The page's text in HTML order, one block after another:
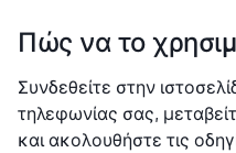
Πώς να το
Συνδεθείτε στην
τηλεφωνίας σας,
και ακολουθήστε τις